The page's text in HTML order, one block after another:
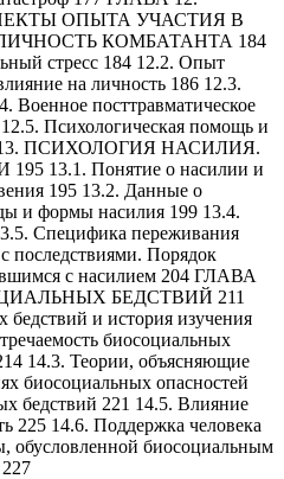
ОПЫТА УЧАСТИЯ В
КОМБАТАНТА 184
стресс 184 12.2. Опыт
на личность 186 12.3.
Военное посттравматическое
12.5. Психологическая помощь и
13. ПСИХОЛОГИЯ НАСИЛИЯ.
13.1. Понятие о насилии и
195 13.2. Данные о
и формы насилия 199 13.4.
Специфика переживания
последствиями. Порядок
с насилием 204 ГЛАВА
БЕДСТВИЙ 211
и история изучения
биосоциальных
14.3. Теории, объясняющие
биосоциальных опасностей
бедствий 221 14.5. Влияние
225 14.6. Поддержка человека
обусловленной биосоциальным